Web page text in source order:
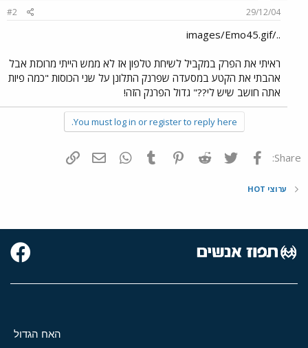
29/12/04
#2
../images/Emo45.gif
ראיתי את הפרק במקביל לשיחת טלפון אז לא ממש הייתי מרוכזת אבל
אהבתי את הקטע במסעדה שפרנק התלונן על שני הכוסות "כמה פיות
אתה חושב שיש לי??" גדול הפרנק הזה!
You must log in or register to reply here.
Share: פייסבוק Twitter
Reddit
Pinterest
Tumblr
WhatsAppדואר אלקטרוני
ערוצי HOT
האח הגדול